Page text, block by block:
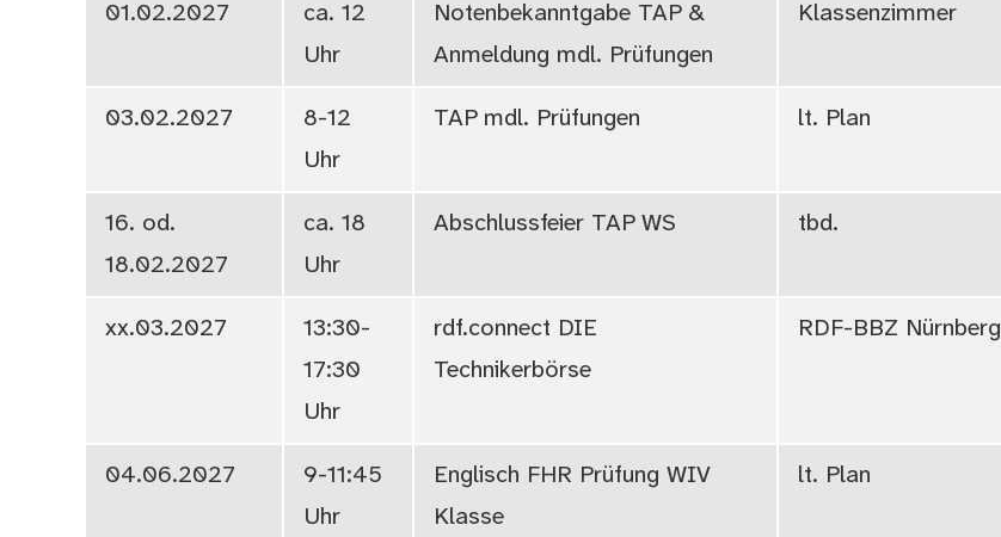
01.02.2027
ca. 12
Uhr
Notenbekanntgabe TAP &
Anmeldung mdl. Prüfungen
Klassenzimmer
03.02.2027
8-12
Uhr
TAP mdl. Prüfungen lt. Plan
16. od.
18.02.2027
ca. 18
Uhr
Abschlussfeier TAP WS tbd.
xx.03.2027
13:30-
17:30
Uhr
rdf.connect DIE
Technikerbörse
RDF-BBZ Nürnberg
04.06.2027
9-11:45
Uhr
Englisch FHR Prüfung WIV
Klasse
lt. Plan